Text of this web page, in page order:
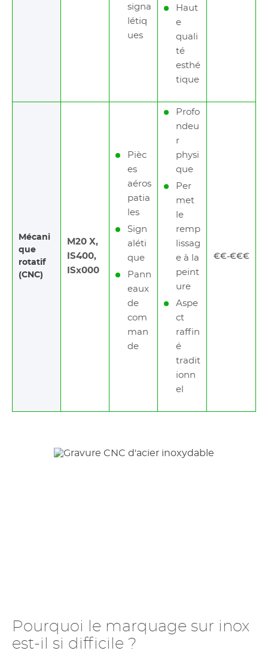
signa
létiq
ues
Haut
e
quali
té
esthé
tique
Mécani
que
rotatif
(CNC)
M20 X,
IS400,
ISx000
Pièc
es
aéros
patia
les
Sign
aléti
que
Pann
eaux
de
com
man
de
Profo
ndeu
r
physi
que
Per
met
le
remp
lissag
e à la
peint
ure
Aspe
ct
raffin
é
tradit
ionn
el
€€-€€€
Pourquoi le marquage sur inox
est-il si difficile ?